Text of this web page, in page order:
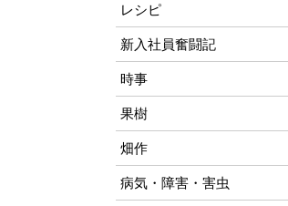
レシピ
新入社員奮闘記
時事
果樹
畑作
病気・障害・害虫